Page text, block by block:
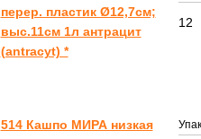
перер. пластик Ø12,7см;
выс.11см 1л антрацит
(antracyt) *
12
514 Кашпо МИРА низкая